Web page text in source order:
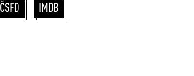
ČSFD IMDB